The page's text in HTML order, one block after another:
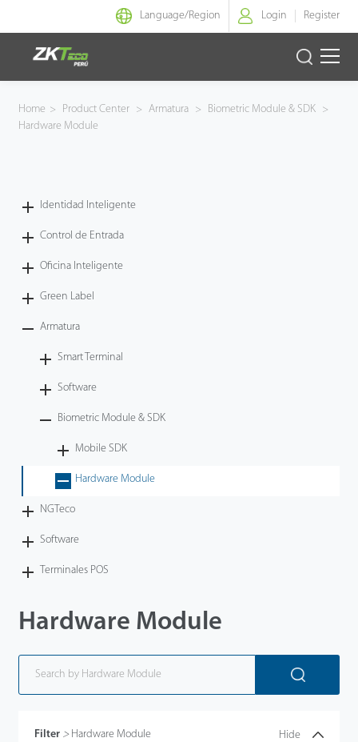
Language/Region Login Register
Identidad Inteligente
Armatura
NGTeco
Tecnología
Home > Product Center > Armatura > Biometric Module & SDK >
Hardware Module
Identidad Inteligente
Control de Entrada
Oficina Inteligente
Green Label
Armatura
Smart Terminal
Software
Biometric Module & SDK
Mobile SDK
Hardware Module
NGTeco
Software
Terminales POS
Hardware Module
Filter > Hardware Module Hide